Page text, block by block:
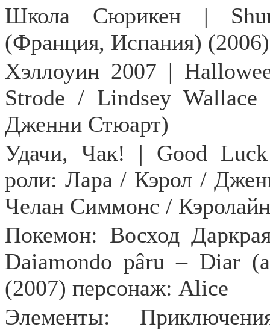
Школа Сюрикен |
(Франция, Испания) (2006)
Хэллоуин 2007 |
Strode / Lindsey Wallace
Дженни Стюарт)
Удачи, Чак! | Good Luck
роли: Лара / Кэрол /
Челан Симмонс /
Покемон: Восход
Daiamondo pâru – Diar
(2007) персонаж: Alice
Элементы: